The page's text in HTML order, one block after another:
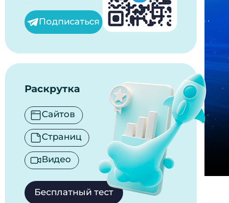
Подписаться
Раскрутка
Сайтов
Страниц
Видео
Бесплатный тест